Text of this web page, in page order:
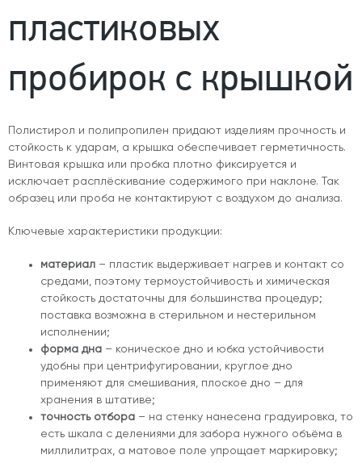
пластиковых
пробирок с крышкой
Полистирол и полипропилен придают изделиям прочность и
стойкость к ударам, а крышка обеспечивает герметичность.
Винтовая крышка или пробка плотно фиксируется и
исключает расплёскивание содержимого при наклоне. Так
образец или проба не контактируют с воздухом до анализа.
Ключевые характеристики продукции:
материал – пластик выдерживает нагрев и контакт со
средами, поэтому термоустойчивость и химическая
стойкость достаточны для большинства процедур;
поставка возможна в стерильном и нестерильном
исполнении;
форма дна – коническое дно и юбка устойчивости
удобны при центрифугировании, круглое дно
применяют для смешивания, плоское дно – для
хранения в штативе;
точность отбора – на стенку нанесена градуировка, то
есть шкала с делениями для забора нужного объёма в
миллилитрах, а матовое поле упрощает маркировку;